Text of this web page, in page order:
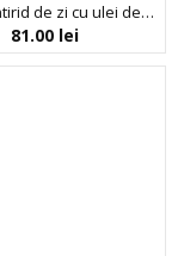
Crema antirid de zi cu ulei de argan, Dr. Scheller, 50 ml
81.00 lei